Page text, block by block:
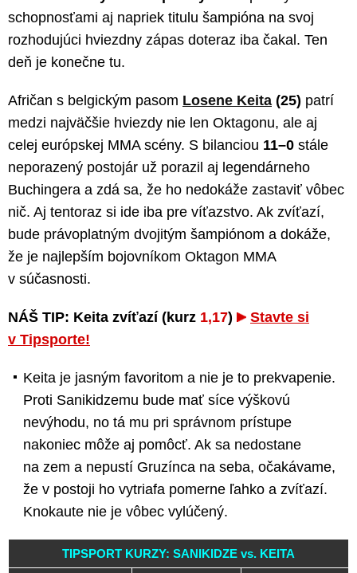
schopnosťami aj napriek titulu šampióna na svoj
rozhodujúci hviezdny zápas doteraz iba čakal. Ten
deň je konečne tu.
Afričan s belgickým pasom Losene Keita (25) patrí
medzi najväčšie hviezdy nie len Oktagonu, ale aj
celej európskej MMA scény. S bilanciou 11–0 stále
neporazený postojár už porazil aj legendárneho
Buchingera a zdá sa, že ho nedokáže zastaviť vôbec
nič. Aj tentoraz si ide iba pre víťazstvo. Ak zvíťazí,
bude právoplatným dvojitým šampiónom a dokáže,
že je najlepším bojovníkom Oktagon MMA
v súčasnosti.
NÁŠ TIP: Keita zvíťazí (kurz 1,17)
Stavte si
v Tipsporte!
Keita je jasným favoritom a nie je to prekvapenie.
Proti Sanikidzemu bude mať síce výškovú
nevýhodu, no tá mu pri správnom prístupe
nakoniec môže aj pomôcť. Ak sa nedostane
na zem a nepustí Gruzínca na seba, očakávame,
že v postoji ho vytriafa pomerne ľahko a zvíťazí.
Knokaute nie je vôbec vylúčený.
TIPSPORT KURZY: SANIKIDZE vs. KEITA